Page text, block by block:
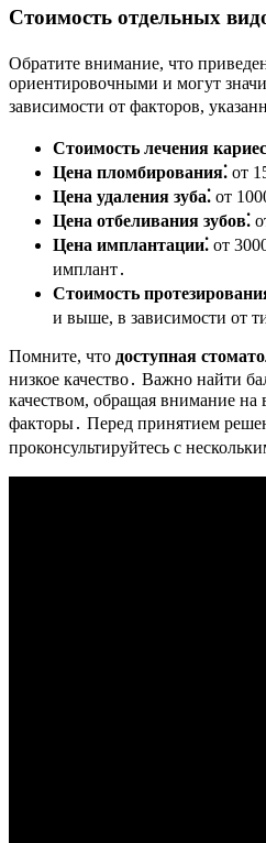
Стоимость отдельных
Обратите внимание, что
ориентировочными и могут
зависимости от факторов,
Стоимость лечения
Цена пломбирования⁚ от
Цена удаления зуба⁚ от
Цена отбеливания зубов⁚
Цена имплантации⁚ от
имплант․
Стоимость
и выше, в зависимости от
Помните, что доступная
низкое качество․ Важно найти
качеством, обращая внимание
факторы․ Перед принятием
проконсультируйтесь с